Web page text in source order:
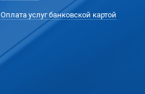
Оплата услуг банковской картой